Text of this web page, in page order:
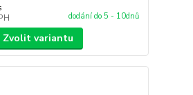
dodání do 5 - 10dnů
Zvolit variantu